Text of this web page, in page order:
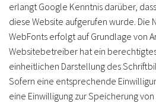
erlangt Google Kenntnis darüber,
diese Website aufgerufen wurde. Die
WebFonts erfolgt auf Grundlage von
Websitebetreiber hat ein
einheitlichen Darstellung des
Sofern eine entsprechende
eine Einwilligung zur Speicherung